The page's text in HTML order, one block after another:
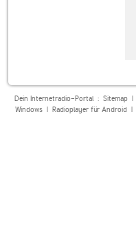
Dein Internetradio-Portal : Sitemap|
Windows| Radioplayer für Android|